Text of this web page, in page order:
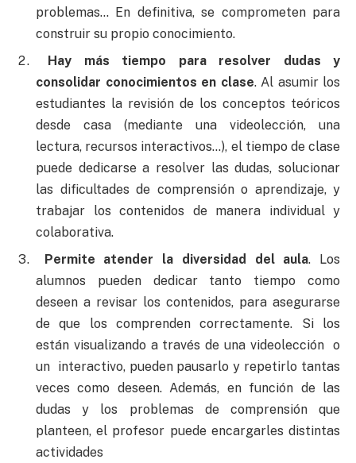
problemas… En definitiva, se comprometen para
construir su propio conocimiento.
Hay más tiempo para resolver dudas y
consolidar conocimientos en clase. Al asumir los
estudiantes la revisión de los conceptos teóricos
desde casa (mediante una videolección, una
lectura, recursos interactivos…), el tiempo de clase
puede dedicarse a resolver las dudas, solucionar
las dificultades de comprensión o aprendizaje, y
trabajar los contenidos de manera individual y
colaborativa.
Permite atender la diversidad del aula. Los
alumnos pueden dedicar tanto tiempo como
deseen a revisar los contenidos, para asegurarse
de que los comprenden correctamente. Si los
están visualizando a través de una videolección o
un interactivo, pueden pausarlo y repetirlo tantas
veces como deseen. Además, en función de las
dudas y los problemas de comprensión que
planteen, el profesor puede encargarles distintas
actividades